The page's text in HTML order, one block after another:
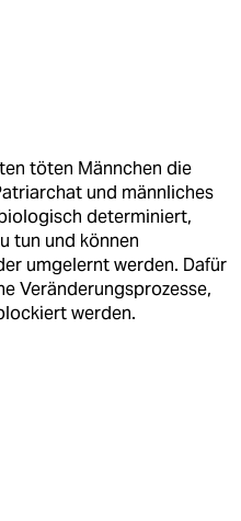
töten Männchen die
und männliches
determiniert,
tun und können
umgelernt werden. Dafür
Veränderungsprozesse,
werden.